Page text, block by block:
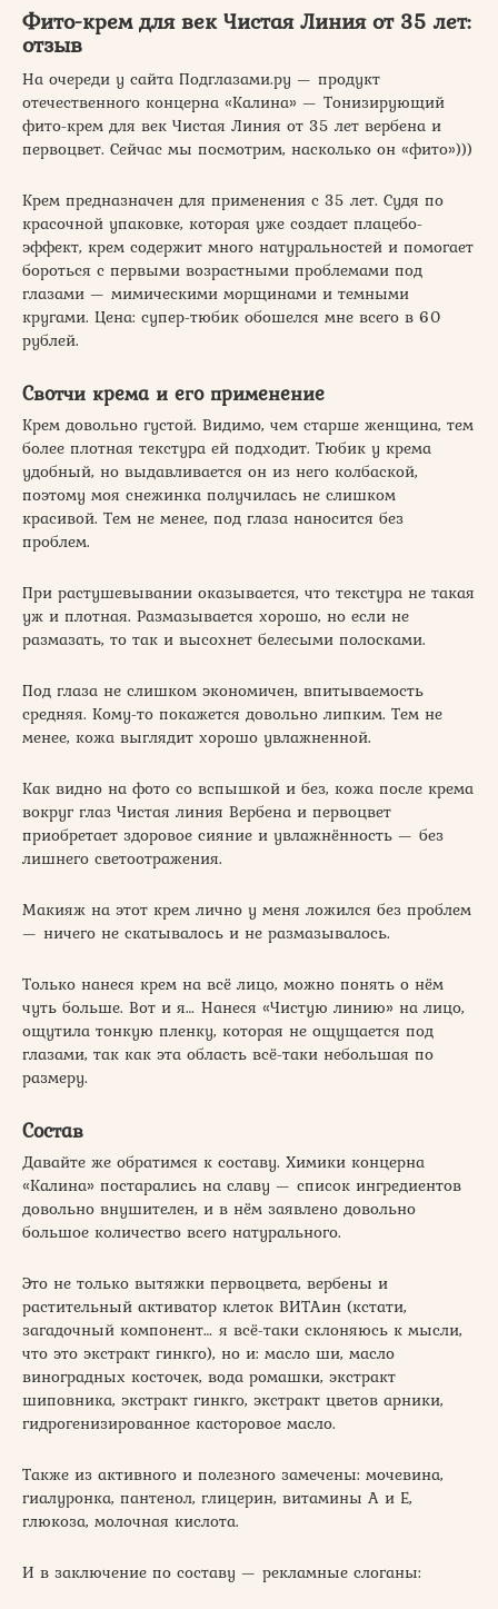
Фито-крем для век Чистая Линия от 35 лет:
отзыв
На очереди у сайта Подглазами.ру — продукт
отечественного концерна «Калина» — Тонизирующий
фито-крем для век Чистая Линия от 35 лет вербена и
первоцвет. Сейчас мы посмотрим, насколько он «фито»)))
Крем предназначен для применения с 35 лет. Судя по
красочной упаковке, которая уже создает плацебо-
эффект, крем содержит много натуральностей и помогает
бороться с первыми возрастными проблемами под
глазами — мимическими морщинами и темными
кругами. Цена: супер-тюбик обошелся мне всего в 60
рублей.
Свотчи крема и его применение
Крем довольно густой. Видимо, чем старше женщина, тем
более плотная текстура ей подходит. Тюбик у крема
удобный, но выдавливается он из него колбаской,
поэтому моя снежинка получилась не слишком
красивой. Тем не менее, под глаза наносится без
проблем.
При растушевывании оказывается, что текстура не такая
уж и плотная. Размазывается хорошо, но если не
размазать, то так и высохнет белесыми полосками.
Под глаза не слишком экономичен, впитываемость
средняя. Кому-то покажется довольно липким. Тем не
менее, кожа выглядит хорошо увлажненной.
Как видно на фото со вспышкой и без, кожа после крема
вокруг глаз Чистая линия Вербена и первоцвет
приобретает здоровое сияние и увлажнённость — без
лишнего светоотражения.
Макияж на этот крем лично у меня ложился без проблем
— ничего не скатывалось и не размазывалось.
Только нанеся крем на всё лицо, можно понять о нём
чуть больше. Вот и я… Нанеся «Чистую линию» на лицо,
ощутила тонкую пленку, которая не ощущается под
глазами, так как эта область всё-таки небольшая по
размеру.
Состав
Давайте же обратимся к составу. Химики концерна
«Калина» постарались на славу — список ингредиентов
довольно внушителен, и в нём заявлено довольно
большое количество всего натурального.
Это не только вытяжки первоцвета, вербены и
растительный активатор клеток ВИТАин (кстати,
загадочный компонент… я всё-таки склоняюсь к мысли,
что это экстракт гинкго), но и: масло ши, масло
виноградных косточек, вода ромашки, экстракт
шиповника, экстракт гинкго, экстракт цветов арники,
гидрогенизированное касторовое масло.
Также из активного и полезного замечены: мочевина,
гиалуронка, пантенол, глицерин, витамины А и Е,
глюкоза, молочная кислота.
И в заключение по составу — рекламные слоганы: